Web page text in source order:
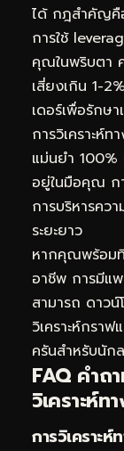
ได้ กฎสำคัญคื
การใช้
คุณในพริบตา ค
เสี่ยงเกิน 1-
เดอร์เพื่อรักษ
การวิเคราะห์
แม่นยำ 100%
อยู่ในมือคุณ กา
การบริหารควา
ระยะยาว
หากคุณพร้อมที่
อาชีพ การมีแ
สามารถ ดาว
วิเคราะห์กรา
ครันสำหรับนัก
FAQ คำถ
วิเคราะห์ท
การวิเคราะห์